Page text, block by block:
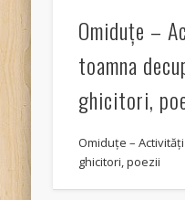
Omiduţe –
toamna
ghicitori,
Omiduţe –
ghicitori, poezii